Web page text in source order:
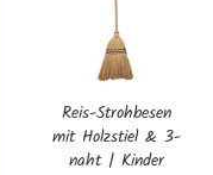
Reis-Strohbesen
mit Holzstiel & 3-
naht | Kinder